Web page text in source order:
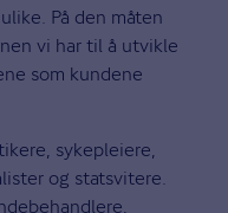
På den måten
vi har til å utvikle
som kundene
sykepleiere,
og statsvitere.